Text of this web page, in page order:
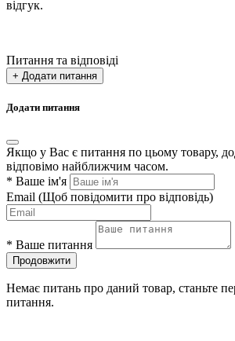
відгук.
Питання та відповіді
+ Додати питання
Додати питання
Якщо у Вас є питання по цьому товару,
відповімо найближчим часом.
* Ваше ім'я
Email (Щоб повідомити про відповідь)
* Ваше питання
Продовжити
Немає питань про даний товар, станьте
питання.